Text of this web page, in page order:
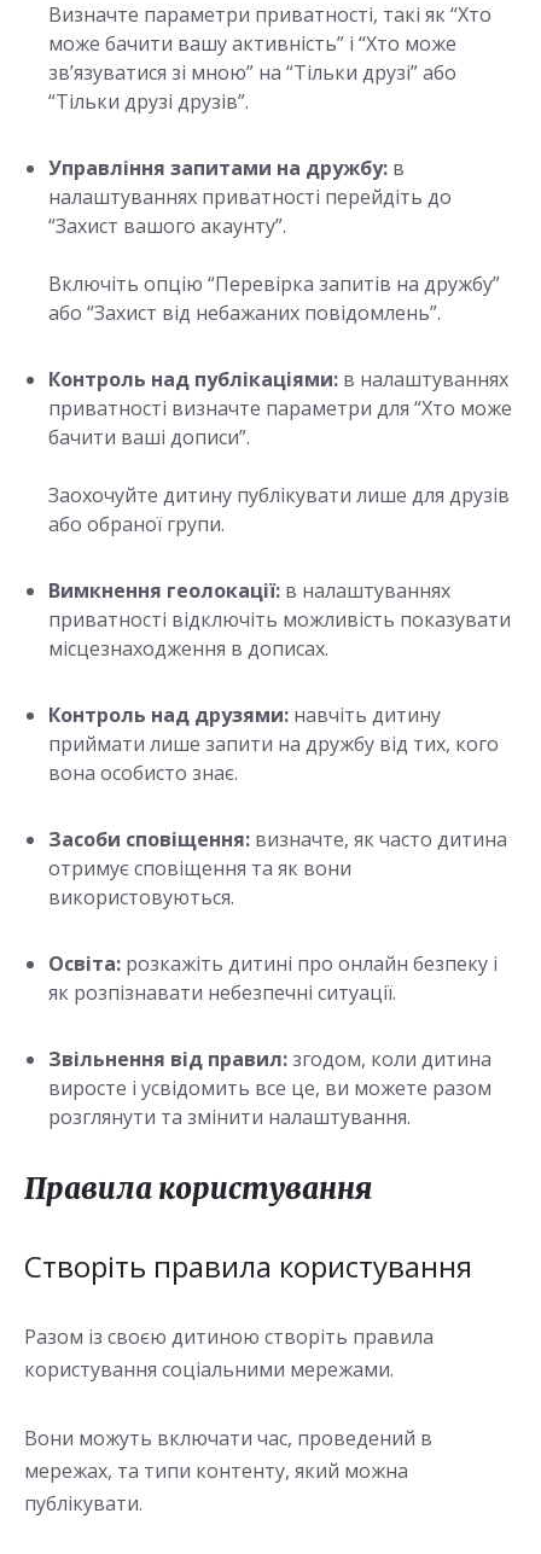
Визначте параметри приватності, такі як “Хто
може бачити вашу активність” і “Хто може
зв’язуватися зі мною” на “Тільки друзі” або
“Тільки друзі друзів”.
Управління запитами на дружбу: в
налаштуваннях приватності перейдіть до
“Захист вашого акаунту”.
Включіть опцію “Перевірка запитів на дружбу”
або “Захист від небажаних повідомлень”.
Контроль над публікаціями: в налаштуваннях
приватності визначте параметри для “Хто може
бачити ваші дописи”.
Заохочуйте дитину публікувати лише для друзів
або обраної групи.
Вимкнення геолокації: в налаштуваннях
приватності відключіть можливість показувати
місцезнаходження в дописах.
Контроль над друзями: навчіть дитину
приймати лише запити на дружбу від тих, кого
вона особисто знає.
Засоби сповіщення: визначте, як часто дитина
отримує сповіщення та як вони
використовуються.
Освіта: розкажіть дитині про онлайн безпеку і
як розпізнавати небезпечні ситуації.
Звільнення від правил:згодом, коли дитина
виросте і усвідомить все це, ви можете разом
розглянути та змінити налаштування.
Правила користування
Створіть правила користування
Разом із своєю дитиною створіть правила
користування соціальними мережами.
Вони можуть включати час, проведений в
мережах, та типи контенту, який можна
публікувати.